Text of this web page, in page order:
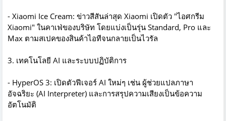
- Xiaomi Ice Cream: ข่าวสีสันล่าสุด Xiaomi เปิดตัว "ไอศกรีม
Xiaomi" ในคาเฟ่ของบริษัท โดยแบ่งเป็นรุ่น Standard, Pro และ
Max ตามสเปคของสินค้าไอทีจนกลายเป็นไวรัล
3. เทคโนโลยี AI และระบบปฏิบัติการ
- HyperOS 3: เปิดตัวฟีเจอร์ AI ใหม่ๆ เช่น ผู้ช่วยแปลภาษา
อัจฉริยะ (AI Interpreter) และการสรุปความเสียงเป็นข้อความ
อัตโนมัติ